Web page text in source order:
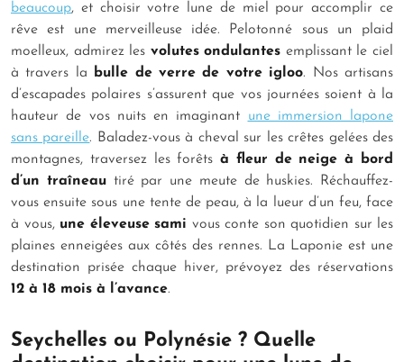
beaucoup, et choisir votre lune de miel pour accomplir ce
rêve est une merveilleuse idée. Pelotonné sous un plaid
moelleux, admirez les volutes ondulantes emplissant le ciel
à travers la
bulle de verre de votre igloo. Nos artisans
d’escapades polaires s’assurent que vos journées soient à la
hauteur de vos nuits en imaginant une immersion lapone
sans pareille. Baladez-vous à cheval sur les crêtes gelées des
montagnes, traversez les forêtsà fleur de neige à bord
d’un traîneautiré par une meute de huskies. Réchauffez-
vous ensuite sous une tente de peau, à la lueur d’un feu, face
à vous, une éleveuse sami vous conte son quotidien sur les
plaines enneigées aux côtés des rennes. La Laponie est une
destination prisée chaque hiver, prévoyez des réservations
12 à 18 mois à l’avance.
Seychelles ou Polynésie ? Quelle